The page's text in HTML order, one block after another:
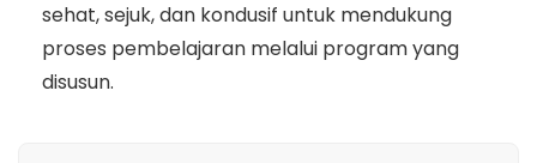
sehat, sejuk, dan kondusif untuk mendukung
proses pembelajaran melalui program yang
disusun.